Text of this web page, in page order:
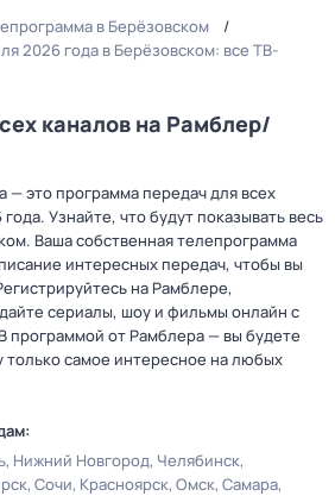
в Берёзовском
2026 года в Берёзовском: все ТВ-
каналов на Рамблер/
это программа передач для всех
Узнайте, что будут показывать весь
Ваша собственная телепрограмма
интересных передач, чтобы вы
на Рамблере,
сериалы, шоу и фильмы онлайн с
программой от Рамблера — вы будете
только самое интересное на любых
Нижний Новгород Челябинск
Сочи Красноярск Омск Самара